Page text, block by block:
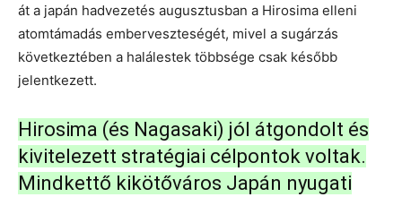
át a japán hadvezetés augusztusban a Hirosima elleni
atomtámadás emberveszteségét, mivel a sugárzás
következtében a halálestek többsége csak később
jelentkezett.
Hirosima (és Nagasaki) jól átgondolt és
kivitelezett stratégiai célpontok voltak.
Mindkettő kikötőváros Japán nyugati